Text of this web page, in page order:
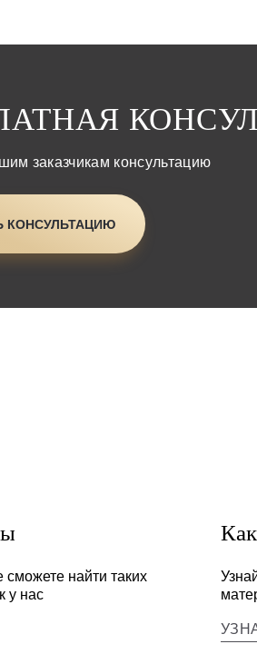
заказчикам консультацию
КОНСУЛЬТАЦИЮ
найти таких
у нас